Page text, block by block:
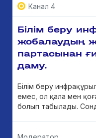
Канал 4
Білім беру
жобалаудың
партасынан
даму.
Білім беру
емес, ол қала мен
болып табылады.